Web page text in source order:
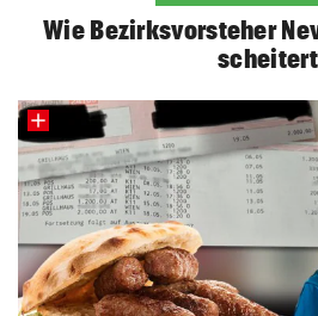
Wie Bezirksvorsteher
scheitert